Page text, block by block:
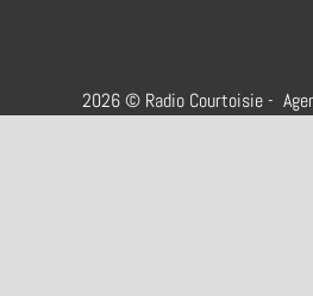
2026 © Radio Courtoisie -